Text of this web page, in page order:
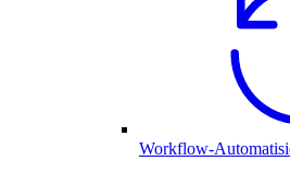
Workflow-